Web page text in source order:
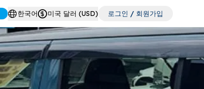
한국어 미국 달러 (USD) 로그인 / 회원가입